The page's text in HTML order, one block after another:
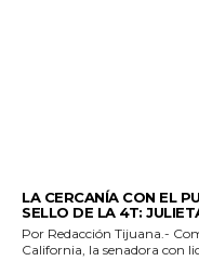
LA CERCANÍA CON EL
SELLO DE LA 4T:
Por Redacción Tijuana.- Como parte de sus recorridos por Baja
California, la senadora con